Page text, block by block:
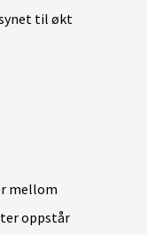
til økt
mellom
oppstår